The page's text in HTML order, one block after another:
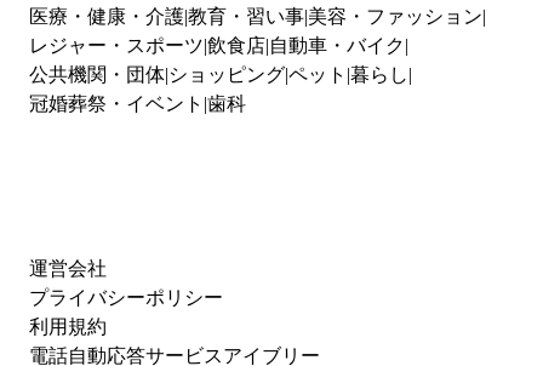
医療・健康・介護教育・習い事 美容・ファッション
レジャー・スポーツ 飲食店 自動車・バイク
公共機関・団体 ショッピングペット 暮らし
冠婚葬祭・イベント 歯科
運営会社
プライバシーポリシー
利用規約
電話自動応答サービスアイブリー